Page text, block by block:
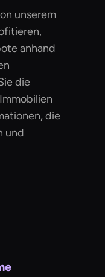
unserem
anhand
die
die
und